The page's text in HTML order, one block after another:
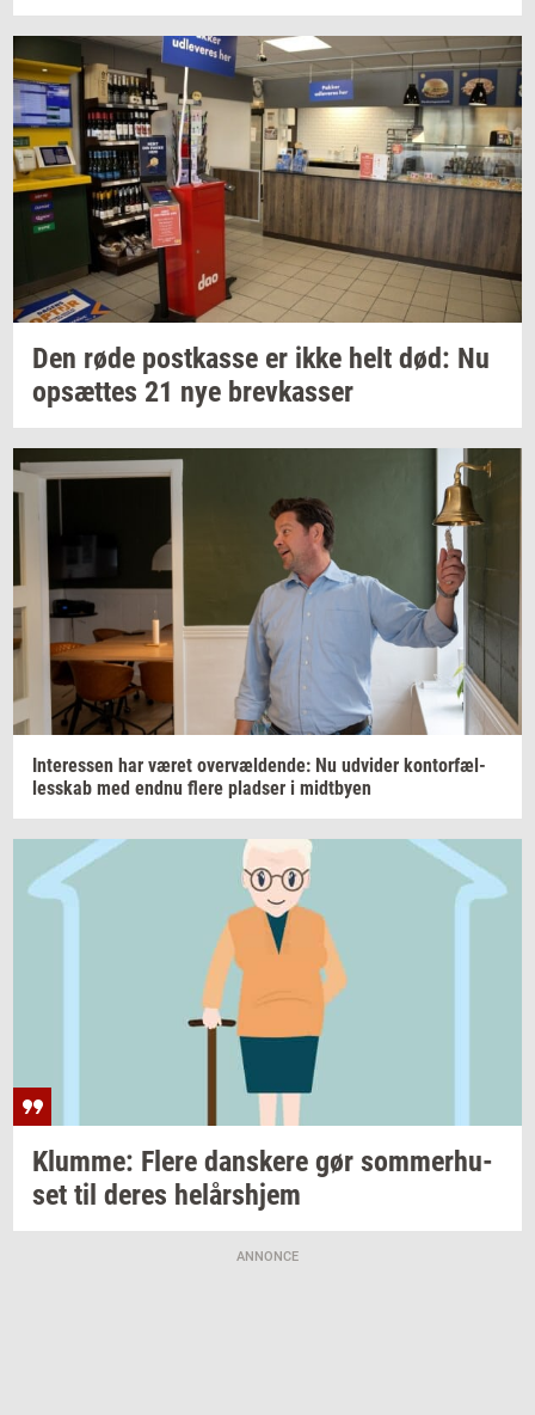
Den røde po­st­kas­se er ikke helt død: Nu
op­sæt­tes 21 nye brev­kas­ser
In­ter­es­sen har været over­væl­den­de: Nu ud­vi­der kon­tor­fæl­
les­skab med endnu flere plad­ser i midt­by­en
Klum­me: Flere dan­ske­re gør som­mer­hu­
set til deres helårs­hjem
ANNONCE